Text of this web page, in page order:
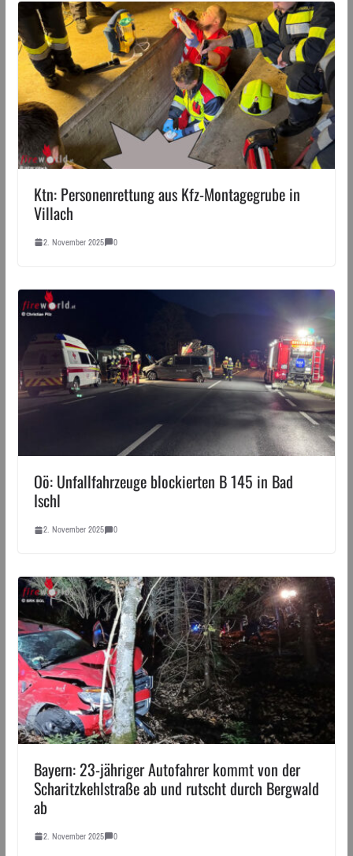
Ktn: Personenrettung aus Kfz-Montagegrube in
Villach
2. November 2025 0
Oö: Unfallfahrzeuge blockierten B 145 in Bad
Ischl
2. November 2025 0
Bayern: 23-jähriger Autofahrer kommt von der
Scharitzkehlstraße ab und rutscht durch Bergwald
ab
2. November 2025 0